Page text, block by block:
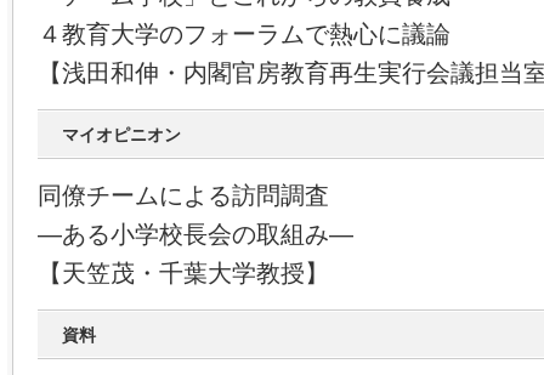
４教育大学のフォーラムで熱心に議論
【浅田和伸・内閣官房教育再生実行会議担当
マイオピニオン
同僚チームによる訪問調査
―ある小学校長会の取組み―
【天笠茂・千葉大学教授】
資料